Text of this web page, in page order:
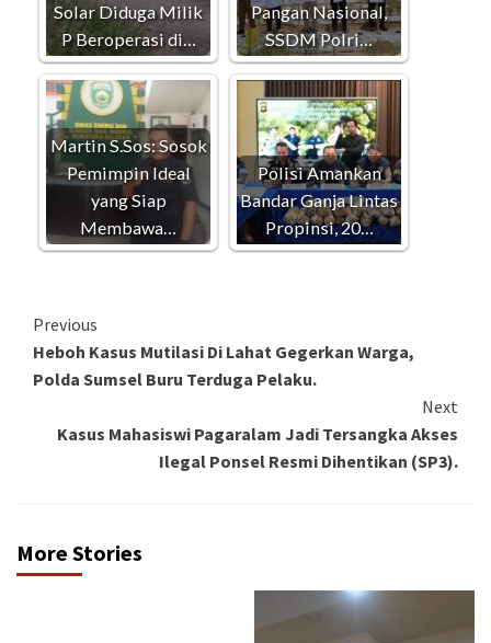
Solar Diduga Milik
P Beroperasi di…
Pangan Nasional,
SSDM Polri…
Martin S.Sos: Sosok
Pemimpin Ideal
yang Siap
Membawa…
Polisi Amankan
Bandar Ganja Lintas
Propinsi, 20…
Continue
Reading
Previous
Heboh Kasus Mutilasi Di Lahat Gegerkan Warga,
Polda Sumsel Buru Terduga Pelaku.
Next
Kasus Mahasiswi Pagaralam Jadi Tersangka Akses
Ilegal Ponsel Resmi Dihentikan (SP3).
More Stories